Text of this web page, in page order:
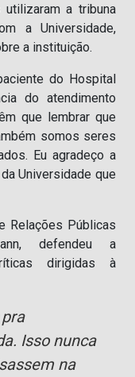
a tribuna
a Universidade,
a instituição.
do Hospital
do atendimento
que lembrar que
somos seres
Eu agradeço a
Universidade que
Relações Públicas
defendeu a
dirigidas à
Isso nunca
na